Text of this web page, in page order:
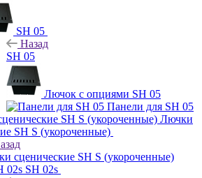
SH 05
Назад
SH 05
Лючок с опциями SH 05
Панели для SH 05
Лючки
SH S (укороченные)
сценические SH S (укороченные)
SH 02s